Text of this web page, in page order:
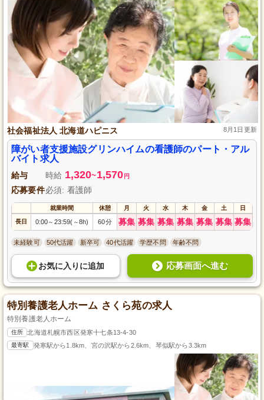
社会福祉法人 北海道ハピニス 8月1日更新
障がい者支援施設グリンハイムの看護師のパート・アル
バイト求人
給与 時給 1,320~1,570 円
応募要件必須: 看護師
就業時間 休憩 月 火 水 木 金 土 日
長日 0:00～ 23:59( ～8h) 60分 募集 募集 募集 募集 募集 募集 募集
未経験可 50代活躍 新卒可 40代活躍 学歴不問 年齢不問
お気に入り に追加 応募画面へ進む
特別養護老人ホーム さくら苑の求人
特別養護老人ホーム
住所 北海道札幌市西区発寒十七条13-4-30
最寄駅 発寒駅から1.8km、宮の沢駅から2.6km、琴似駅から3.3km